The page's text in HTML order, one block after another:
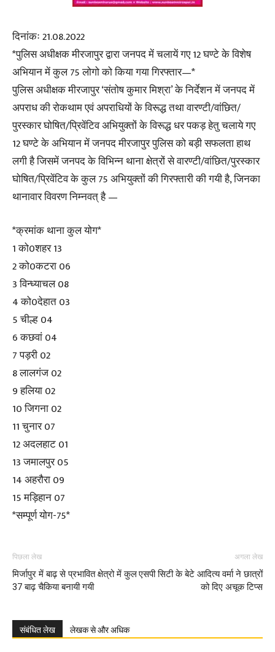
दिनांकः 21.08.2022
*पुलिस अधीक्षक मीरजापुर द्वारा जनपद में चलायें गए 12 घण्टे के विशेष
अभियान में कुल 75 लोगो को किया गया गिरफ्तार—*
पुलिस अधीक्षक मीरजापुर ‘संतोष कुमार मिश्रा’ के निर्देशन में जनपद में
अपराध की रोकथाम एवं अपराधियों के विरूद्ध तथा वारण्टी/वांछित/
पुरस्कार घोषित/प्रिवेंटिव अभियुक्तों के विरूद्ध धर पकड़ हेतु चलाये गए
12 घण्टे के अभियान में जनपद मीरजापुर पुलिस को बड़ी सफलता हाथ
लगी है जिसमें जनपद के विभिन्न थाना क्षेत्रों से वारण्टी/वांछित/पुरस्कार
घोषित/प्रिवेंटिव के कुल 75 अभियुक्तों की गिरफ्तारी की गयी है, जिनका
थानावार विवरण निम्नवत् है —
*क्रमांक थाना कुल योग*
1 को0शहर 13
2 को0कटरा 06
3 विन्ध्याचल 08
4 को0देहात 03
5 चील्ह 04
6 कछवां 04
7 पड़री 02
8 लालगंज 02
9 हलिया 02
10 जिगना 02
11 चुनार 07
12 अदलहाट 01
13 जमालपुर 05
14 अहरौरा 09
15 मड़िहान 07
*सम्पूर्ण योग-75*
पिछला लेख
मिर्जापुर में बाढ़ से प्रभावित क्षेत्रो में कुल
37 बाढ़ चैकिया बनायी गयी
अगला लेख
एसपी सिटी के बेटे आदित्य वर्मा ने छात्रों
को दिए अचूक टिप्स
संबंधित लेख लेखक से और अधिक